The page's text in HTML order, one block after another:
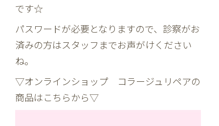
です☆
パスワードが必要となりますので、診察がお
済みの方はスタッフまでお声がけください
ね。
▽オンラインショップ コラージュリペアの
商品はこちらから▽